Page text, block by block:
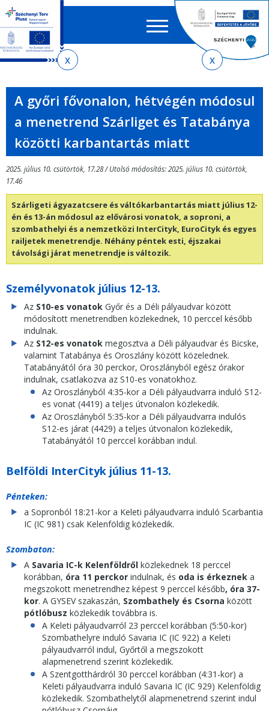
menetrendkeresőhöz
almenühöz
tartalomra
oldaltérképre
EN HU
űrlap
A győri fővonalon, hétvégén módosul
a menetrend Szárliget és Tatabánya
közötti karbantartás miatt
2025. július 10. csütörtök, 17.28 / Utolsó módosítás: 2025. július 10. csütörtök,
17.46
Szárligeti ágyazatcsere és váltókarbantartás miatt július 12-
én és 13-án módosul az elővárosi vonatok, a soproni, a
szombathelyi és a nemzetközi InterCityk, EuroCityk és egyes
railjetek menetrendje. Néhány péntek esti, éjszakai
távolsági járat menetrendje is változik.
Személyvonatok július 12-13.
Az S10-es vonatok Győr és a Déli pályaudvar között
módosított menetrendben közlekednek, 10 perccel később
indulnak.
Az S12-es vonatok megosztva a Déli pályaudvar és Bicske,
valamint Tatabánya és Oroszlány között közelednek.
Tatabányától óra 30 perckor, Oroszlányból egész órakor
indulnak, csatlakozva az S10-es vonatokhoz.
Az Oroszlányból 4:35-kor a Déli pályaudvarra induló S12-
es vonat (4419) a teljes útvonalon közlekedik.
Az Oroszlányból 5:35-kor a Déli pályaudvarra indulós
S12-es járat (4429) a teljes útvonalon közlekedik,
Tatabányától 10 perccel korábban indul.
Belföldi InterCityk július 11-13.
Pénteken:
a Sopronból 18:21-kor a Keleti pályaudvarra induló Scarbantia
IC (IC 981) csak Kelenföldig közlekedik.
Szombaton:
A Savaria IC-k Kelenföldről közlekednek 18 perccel
korábban, óra 11 perckor indulnak, és oda is érkeznek a
megszokott menetrendhez képest 9 perccel később, óra 37-
kor. A GYSEV szakaszán, Szombathely és Csorna között
pótlóbusz közlekedik továbbra is.
A Keleti pályaudvarról 23 perccel korábban (5:50-kor)
Szombathelyre induló Savaria IC (IC 922) a Keleti
pályaudvarról indul, Győrtől a megszokott
alapmenetrend szerint közlekedik.
A Szentgotthárdról 30 perccel korábban (4:31-kor) a
Keleti pályaudvarra induló Savaria IC (IC 929) Kelenföldig
közlekedik. Szombathelytől alapmenetrend szerint indul